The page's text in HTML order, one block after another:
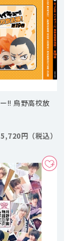
!! 烏野高校放
5,720円